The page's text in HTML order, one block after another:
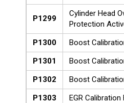
P1299
Cylinder Head
Protection
P1300
Boost
P1301
Boost
P1302
Boost
P1303
EGR Calibration